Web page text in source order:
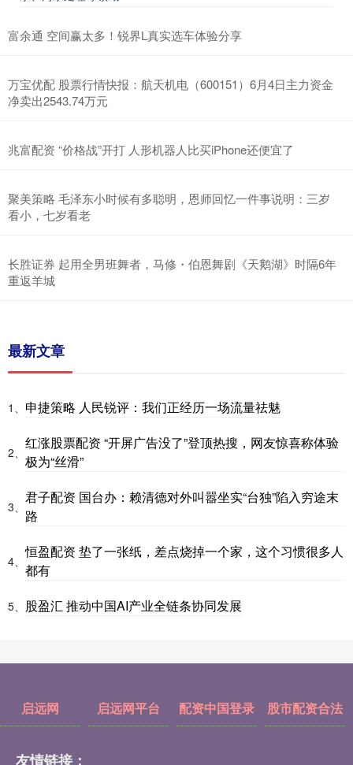
富余通 空间赢太多！锐界L真实选车体验分享
万宝优配 股票行情快报：航天机电（600151）6月4日主力资金
净卖出2543.74万元
兆富配资 “价格战”开打 人形机器人比买iPhone还便宜了
聚美策略 毛泽东小时候有多聪明，恩师回忆一件事说明：三岁
看小，七岁看老
长胜证券 起用全男班舞者，马修・伯恩舞剧《天鹅湖》时隔6年
重返羊城
最新文章
1、 申捷策略 人民锐评：我们正经历一场流量祛魅
2、
红涨股票配资 “开屏广告没了”登顶热搜，网友惊喜称体验
极为“丝滑”
3、
君子配资 国台办：赖清德对外叫嚣坐实“台独”陷入穷途末
路
4、
恒盈配资 垫了一张纸，差点烧掉一个家，这个习惯很多人
都有
5、 股盈汇 推动中国AI产业全链条协同发展
启远网 启远网平台 配资中国登录 股市配资合法
友情链接：